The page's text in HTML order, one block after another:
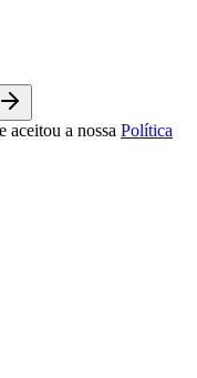
aceitou a nossa Política